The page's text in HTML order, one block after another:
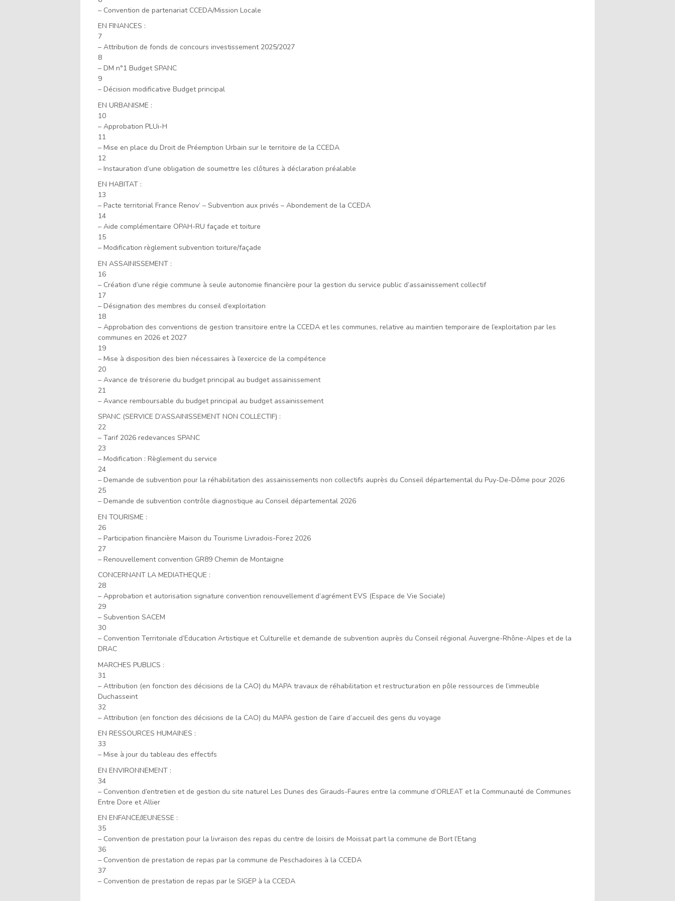
– Convention de partenariat CCEDA/Mission Locale
EN FINANCES :
7
– Attribution de fonds de concours investissement 2025/2027
8
– DM n°1 Budget SPANC
9
– Décision modificative Budget principal
EN URBANISME :
10
– Approbation PLUi-H
11
– Mise en place du Droit de Préemption Urbain sur le territoire de la CCEDA
12
– Instauration d’une obligation de soumettre les clôtures à déclaration préalable
EN HABITAT :
13
– Pacte territorial France Renov’ – Subvention aux privés – Abondement de la CCEDA
14
– Aide complémentaire OPAH-RU façade et toiture
15
– Modification règlement subvention toiture/façade
EN ASSAINISSEMENT :
16
– Création d’une régie commune à seule autonomie financière pour la gestion du service public d’assainissement collectif
17
– Désignation des membres du conseil d’exploitation
18
– Approbation des conventions de gestion transitoire entre la CCEDA et les communes, relative au maintien temporaire de l’exploitation par les
communes en 2026 et 2027
19
– Mise à disposition des bien nécessaires à l’exercice de la compétence
20
– Avance de trésorerie du budget principal au budget assainissement
21
– Avance remboursable du budget principal au budget assainissement
SPANC (SERVICE D’ASSAINISSEMENT NON COLLECTIF) :
22
– Tarif 2026 redevances SPANC
23
– Modification : Règlement du service
24
– Demande de subvention pour la réhabilitation des assainissements non collectifs auprès du Conseil départemental du Puy-De-Dôme pour 2026
25
– Demande de subvention contrôle diagnostique au Conseil départemental 2026
EN TOURISME :
26
– Participation financière Maison du Tourisme Livradois-Forez 2026
27
– Renouvellement convention GR89 Chemin de Montaigne
CONCERNANT LA MEDIATHEQUE :
28
– Approbation et autorisation signature convention renouvellement d’agrément EVS (Espace de Vie Sociale)
29
– Subvention SACEM
30
– Convention Territoriale d’Education Artistique et Culturelle et demande de subvention auprès du Conseil régional Auvergne-Rhône-Alpes et de la
DRAC
MARCHES PUBLICS :
31
– Attribution (en fonction des décisions de la CAO) du MAPA travaux de réhabilitation et restructuration en pôle ressources de l’immeuble
Duchasseint
32
– Attribution (en fonction des décisions de la CAO) du MAPA gestion de l’aire d’accueil des gens du voyage
EN RESSOURCES HUMAINES :
33
– Mise à jour du tableau des effectifs
EN ENVIRONNEMENT :
34
– Convention d’entretien et de gestion du site naturel Les Dunes des Girauds-Faures entre la commune d’ORLEAT et la Communauté de Communes
Entre Dore et Allier
EN ENFANCE/JEUNESSE :
35
– Convention de prestation pour la livraison des repas du centre de loisirs de Moissat part la commune de Bort l’Etang
36
– Convention de prestation de repas par la commune de Peschadoires à la CCEDA
37
– Convention de prestation de repas par le SIGEP à la CCEDA